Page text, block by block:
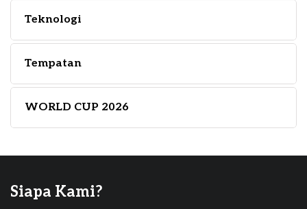
Teknologi
Tempatan
WORLD CUP 2026
Siapa Kami?